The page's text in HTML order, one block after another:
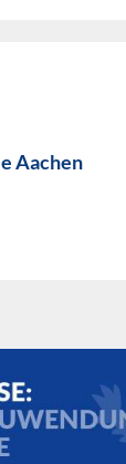
Aachen